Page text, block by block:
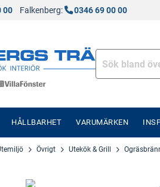
00 Falkenberg: 0346 69 00 00
HÅLLBARHET VARUMÄRKEN
Övrigt Utekök & Grill